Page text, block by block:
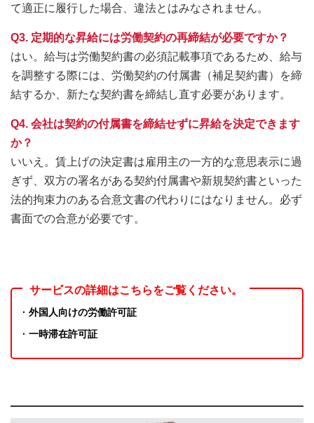
て適正に履行した場合、違法とはみなされません。
Q3. 定期的な昇給には労働契約の再締結が必要ですか？
はい。給与は労働契約書の必須記載事項であるため、給与
を調整する際には、労働契約の付属書（補足契約書）を締
結するか、新たな契約書を締結し直す必要があります。
Q4. 会社は契約の付属書を締結せずに昇給を決定できます
か？
いいえ。賃上げの決定書は雇用主の一方的な意思表示に過
ぎず、双方の署名がある契約付属書や新規契約書といった
法的拘束力のある合意文書の代わりにはなりません。必ず
書面での合意が必要です。
サービスの詳細はこちらをご覧ください。
· 外国人向けの労働許可証
· 一時滞在許可証